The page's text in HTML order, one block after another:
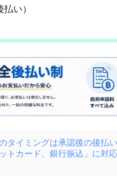
払い）
タイミングは承認後の後払
トカード、銀行振込」に対